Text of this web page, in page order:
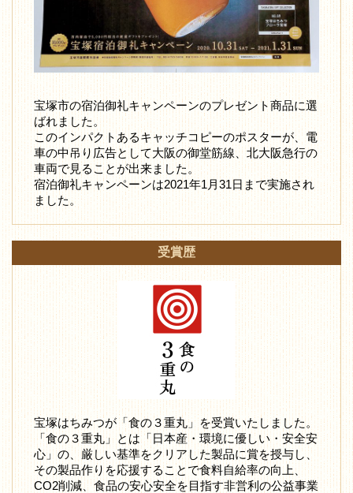
宝塚市の宿泊御礼キャンペーンのプレゼント商品に選
ばれました。
このインパクトあるキャッチコピーのポスターが、電
車の中吊り広告として大阪の御堂筋線、北大阪急行の
車両で見ることが出来ました。
宿泊御礼キャンペーンは2021年1月31日まで実施され
ました。
受賞歴
宝塚はちみつが「食の３重丸」を受賞いたしました。
「食の３重丸」とは「日本産・環境に優しい・安全安
心」の、厳しい基準をクリアした製品に賞を授与し、
その製品作りを応援することで食料自給率の向上、
CO2削減、食品の安心安全を目指す非営利の公益事業